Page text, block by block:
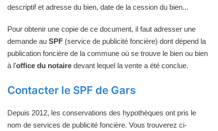
descriptif et adresse du bien, date de la cession du bien...
Pour obtenir une copie de ce document, il faut adresser une
demande au SPF (service de publicité foncière) dont dépend la
publication foncière de la commune où se trouve le bien ou bien
à l'office du notaire devant lequel la vente a été conclue.
Contacter le SPF de Gars
Depuis 2012, les conservations des hypothèques ont pris le
nom de services de publicité foncière. Vous trouverez ci-